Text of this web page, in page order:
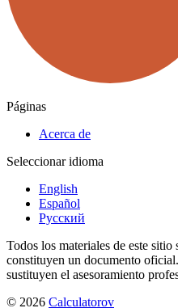
Páginas
Acerca de
Seleccionar idioma
English
Español
Русский
Todos los materiales de este
constituyen un documento
sustituyen el asesoramiento
© 2026 Calculatorov